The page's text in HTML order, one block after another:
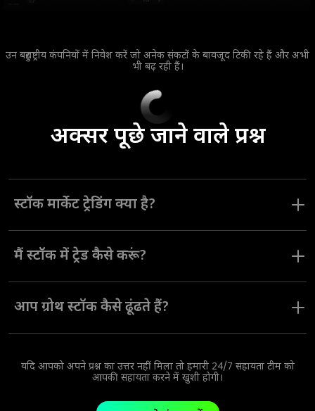
उन बहुराष्ट्रीय कंपनियों में निवेश करें जो अनेक संकटों के बावजूद टिकी रहे हैं और अभी
भी बढ़ रही हैं।
अक्सर पूछे जाने वाले प्रश्न
स्टॉक मार्केट ट्रेडिंग क्या है?
में उतार-चढ़ाव से मुनाफ़ा कमाने के लिए ट्रेडों को खोलना और बंद करना
शामिल होता है।
मैं स्टॉक में ट्रेड कैसे करूं?
प्लेटफ़ॉर्म पर ट्रेडों को खोलना और बंद करना होगा।
आप ग्रोथ स्टॉक कैसे ढूंढते हैं?
विश्लेषण का एक मुख्य हिस्सा है।
यदि आपको अपने प्रश्न का उत्तर नहीं मिला तो हमारी 24/7 सहायता टीम को
आपकी सहायता करने में खुशी होगी।